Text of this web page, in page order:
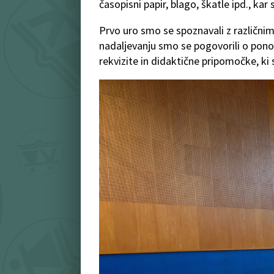
časopisni papir, blago, škatle ipd.,
Prvo uro smo se spoznavali z
nadaljevanju smo se pogovorili o
rekvizite in didaktične pripomočke, ki